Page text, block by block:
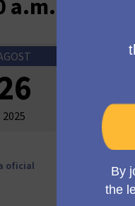
a.m. UK time)
2025
En línia
oficial